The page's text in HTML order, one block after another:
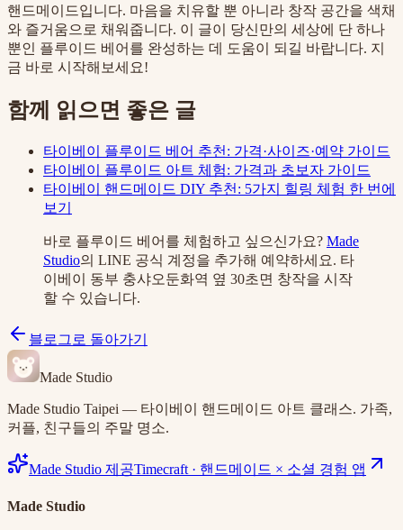
핸드메이드입니다. 마음을 치유할 뿐 아니라 창작 공간을 색채
와 즐거움으로 채워줍니다. 이 글이 당신만의 세상에 단 하나
뿐인 플루이드 베어를 완성하는 데 도움이 되길 바랍니다. 지
금 바로 시작해보세요!
함께 읽으면 좋은 글
타이베이 플루이드 베어 추천: 가격·사이즈·예약 가이드
타이베이 플루이드 아트 체험: 가격과 초보자 가이드
타이베이 핸드메이드 DIY 추천: 5가지 힐링 체험 한 번에
보기
바로 플루이드 베어를 체험하고 싶으신가요? Made
Studio의 LINE 공식 계정을 추가해 예약하세요. 타
이베이 동부 충샤오둔화역 옆 30초면 창작을 시작
할 수 있습니다.
블로그로 돌아가기
Made Studio
Made Studio Taipei — 타이베이 핸드메이드 아트 클래스. 가족,
커플, 친구들의 주말 명소.
Made Studio 제공Timecraft · 핸드메이드 × 소셜 경험 앱
Made Studio